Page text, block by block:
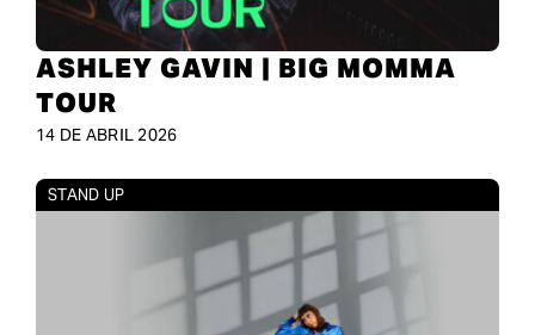
ASHLEY GAVIN | BIG MOMMA
TOUR
14 DE ABRIL 2026
STAND UP